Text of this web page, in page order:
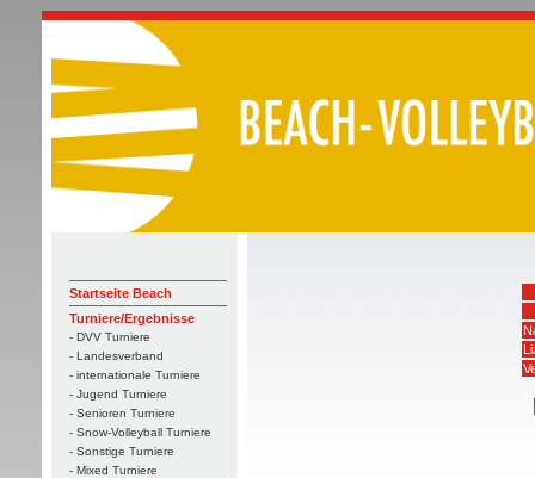
Startseite Beach
Turniere/Ergebnisse
- DVV Turniere
- Landesverband
- internationale Turniere
- Jugend Turniere
- Senioren Turniere
- Snow-Volleyball Turniere
- Sonstige Turniere
- Mixed Turniere